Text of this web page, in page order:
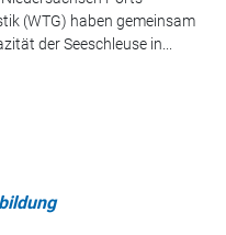
(WTG) haben gemeinsam
der Seeschleuse in...